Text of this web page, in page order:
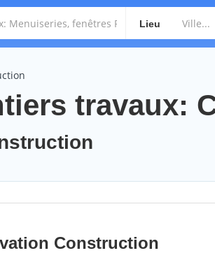
Lieu
travaux:
Construction